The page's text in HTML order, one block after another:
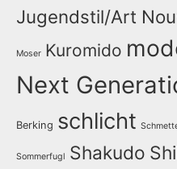
Jugendstil/Art
Moser Kuromido
Next
Berking schlicht
Sommerfugl Shakudo